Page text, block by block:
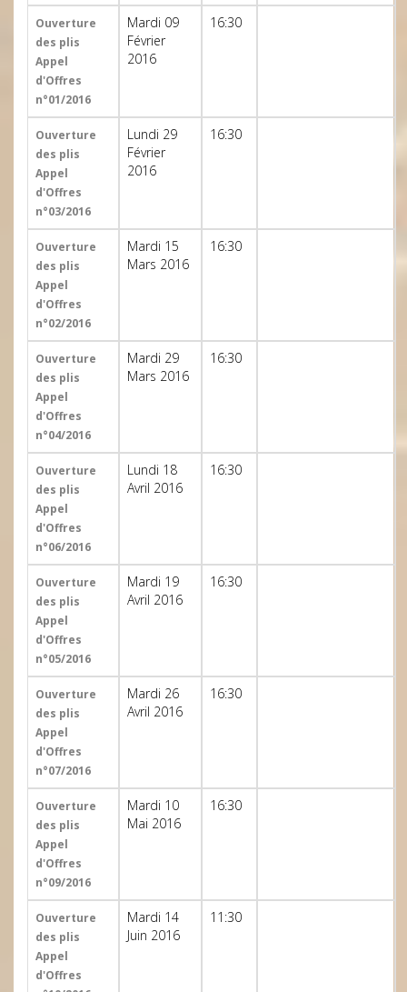
Ouverture
des plis
Appel
d'Offres
n°01/2016
Mardi 09
Février
2016
16:30
Ouverture
des plis
Appel
d'Offres
n°03/2016
Lundi 29
Février
2016
16:30
Ouverture
des plis
Appel
d'Offres
n°02/2016
Mardi 15
Mars 2016
16:30
Ouverture
des plis
Appel
d'Offres
n°04/2016
Mardi 29
Mars 2016
16:30
Ouverture
des plis
Appel
d'Offres
n°06/2016
Lundi 18
Avril 2016
16:30
Ouverture
des plis
Appel
d'Offres
n°05/2016
Mardi 19
Avril 2016
16:30
Ouverture
des plis
Appel
d'Offres
n°07/2016
Mardi 26
Avril 2016
16:30
Ouverture
des plis
Appel
d'Offres
n°09/2016
Mardi 10
Mai 2016
16:30
Ouverture
des plis
Appel
d'Offres
Mardi 14
Juin 2016
11:30